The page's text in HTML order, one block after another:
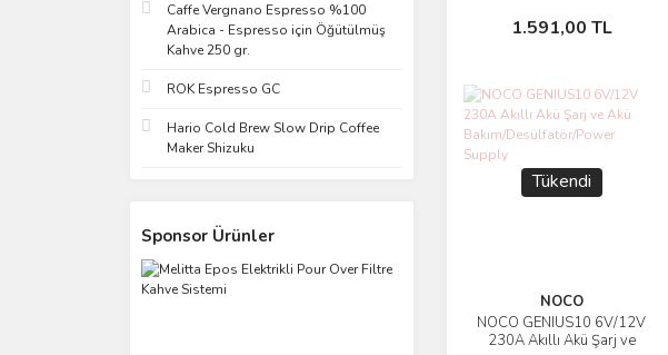
Caffe Vergnano Espresso %100
Arabica - Espresso için Öğütülmüş
Kahve 250 gr.
ROK Espresso GC
Hario Cold Brew Slow Drip Coffee
Maker Shizuku
Sponsor Ürünler
1.591,00 TL
Stokta Yok
Tükendi
NOCO
NOCO GENIUS10 6V/12V
230A Akıllı Akü Şarj ve
İncele